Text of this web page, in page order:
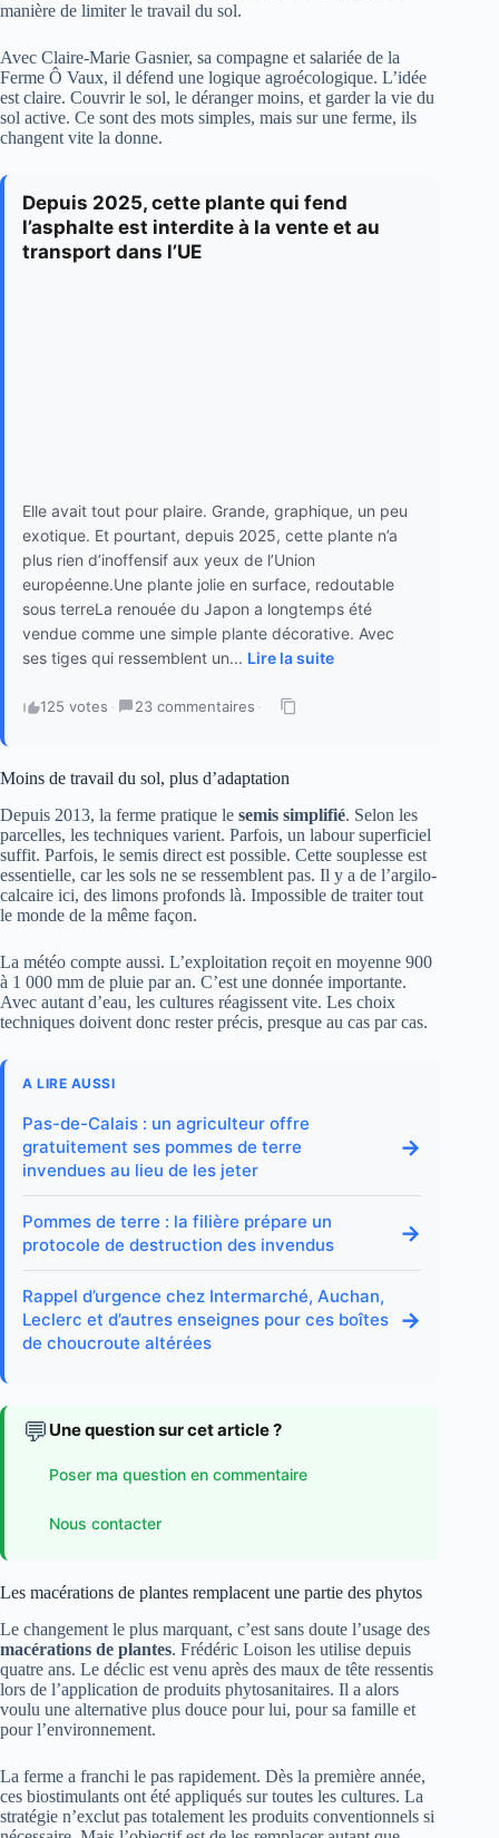
manière de limiter le travail du sol.
Avec Claire-Marie Gasnier, sa compagne et salariée de la
Ferme Ô Vaux, il défend une logique agroécologique. L’idée
est claire. Couvrir le sol, le déranger moins, et garder la vie du
sol active. Ce sont des mots simples, mais sur une ferme, ils
changent vite la donne.
Depuis 2025, cette plante qui fend
l’asphalte est interdite à la vente et au
transport dans l’UE
Elle avait tout pour plaire. Grande, graphique, un peu
exotique. Et pourtant, depuis 2025, cette plante n’a
plus rien d’inoffensif aux yeux de l’Union
européenne.Une plante jolie en surface, redoutable
sous terreLa renouée du Japon a longtemps été
vendue comme une simple plante décorative. Avec
ses tiges qui ressemblent un... Lire la suite
125 votes · 23 commentaires ·
Moins de travail du sol, plus d’adaptation
Depuis 2013, la ferme pratique le semis simplifié. Selon les
parcelles, les techniques varient. Parfois, un labour superficiel
suffit. Parfois, le semis direct est possible. Cette souplesse est
essentielle, car les sols ne se ressemblent pas. Il y a de l’argilo-
calcaire ici, des limons profonds là. Impossible de traiter tout
le monde de la même façon.
La météo compte aussi. L’exploitation reçoit en moyenne 900
à 1 000 mm de pluie par an. C’est une donnée importante.
Avec autant d’eau, les cultures réagissent vite. Les choix
techniques doivent donc rester précis, presque au cas par cas.
A LIRE AUSSI
Pas-de-Calais : un agriculteur offre
gratuitement ses pommes de terre
invendues au lieu de les jeter
→
Pommes de terre : la filière prépare un
protocole de destruction des invendus
→
Rappel d’urgence chez Intermarché, Auchan,
Leclerc et d’autres enseignes pour ces boîtes
de choucroute altérées
→
💬 Une question sur cet article ?
Poser ma question en commentaire
Nous contacter
Les macérations de plantes remplacent une partie des phytos
Le changement le plus marquant, c’est sans doute l’usage des
macérations de plantes. Frédéric Loison les utilise depuis
quatre ans. Le déclic est venu après des maux de tête ressentis
lors de l’application de produits phytosanitaires. Il a alors
voulu une alternative plus douce pour lui, pour sa famille et
pour l’environnement.
La ferme a franchi le pas rapidement. Dès la première année,
ces biostimulants ont été appliqués sur toutes les cultures. La
stratégie n’exclut pas totalement les produits conventionnels si